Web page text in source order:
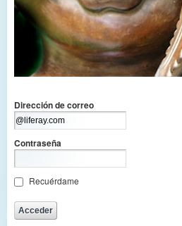
Dirección de correo
Contraseña
Recuérdame